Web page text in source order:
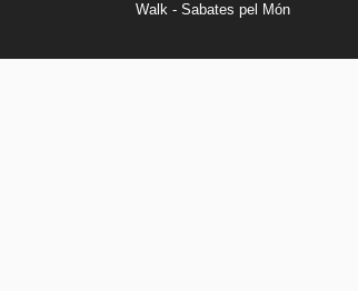
Walk - Sabates pel Món